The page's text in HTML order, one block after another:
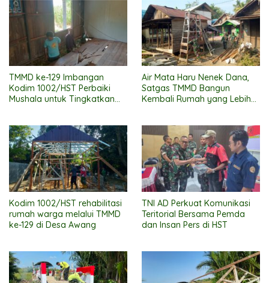
TMMD ke-129 Imbangan
Kodim 1002/HST Perbaiki
Mushala untuk Tingkatkan
Air Mata Haru Nenek Dana,
Satgas TMMD Bangun
Kembali Rumah yang Lebih
Kodim 1002/HST rehabilitasi
rumah warga melalui TMMD
ke-129 di Desa Awang
TNI AD Perkuat Komunikasi
Teritorial Bersama Pemda
dan Insan Pers di HST